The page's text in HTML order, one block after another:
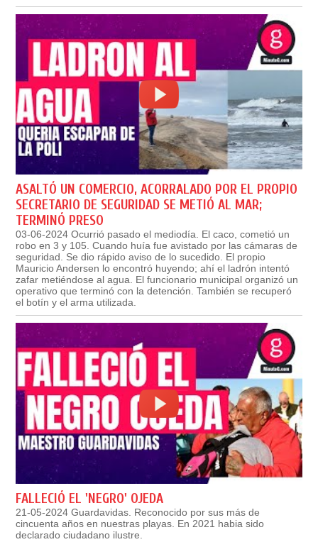
ASALTÓ UN COMERCIO, ACORRALADO POR EL PROPIO
SECRETARIO DE SEGURIDAD SE METIÓ AL MAR;
TERMINÓ PRESO
03-06-2024 Ocurrió pasado el mediodía. El caco, cometió un
robo en 3 y 105. Cuando huía fue avistado por las cámaras de
seguridad. Se dio rápido aviso de lo sucedido. El propio
Mauricio Andersen lo encontró huyendo; ahí el ladrón intentó
zafar metiéndose al agua. El funcionario municipal organizó un
operativo que terminó con la detención. También se recuperó
el botín y el arma utilizada.
FALLECIÓ EL 'NEGRO' OJEDA
21-05-2024 Guardavidas. Reconocido por sus más de
cincuenta años en nuestras playas. En 2021 habia sido
declarado ciudadano ilustre.